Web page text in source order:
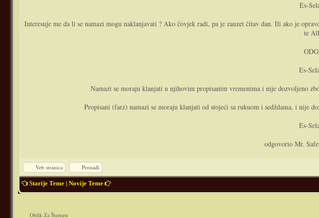
Es-
Interesuje me da li se namazi mogu naklanjavati ? Ako čovjek radi, pa je zauzet čitav dan. Ili ako je
te
Es-
Namazi se moraju klanjati u njihovim propisanim vremenima i nije dozvoljeno
Propisani (farz) namazi se moraju klanjati od stojeći sa rukuom i sedždama, i nije
Es-
odgovorio Mr.
Veb stranica Pronađi
Starije Teme| Novije Teme
Oblik Za Štampu